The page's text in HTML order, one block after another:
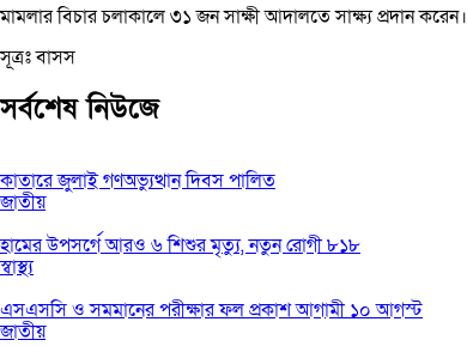
মামলার বিচার চলাকালে ৩১ জন সাক্ষী আদালতে সাক্ষ্য প্রদান করেন।
সূত্রঃ বাসস
সর্বশেষ নিউজে
কাতারে জুলাই গণঅভ্যুত্থান দিবস পালিত
জাতীয়
হামের উপসর্গে আরও ৬ শিশুর মৃত্যু, নতুন রোগী ৮১৮
স্বাস্থ্য
এসএসসি ও সমমানের পরীক্ষার ফল প্রকাশ আগামী ১০ আগস্ট
জাতীয়